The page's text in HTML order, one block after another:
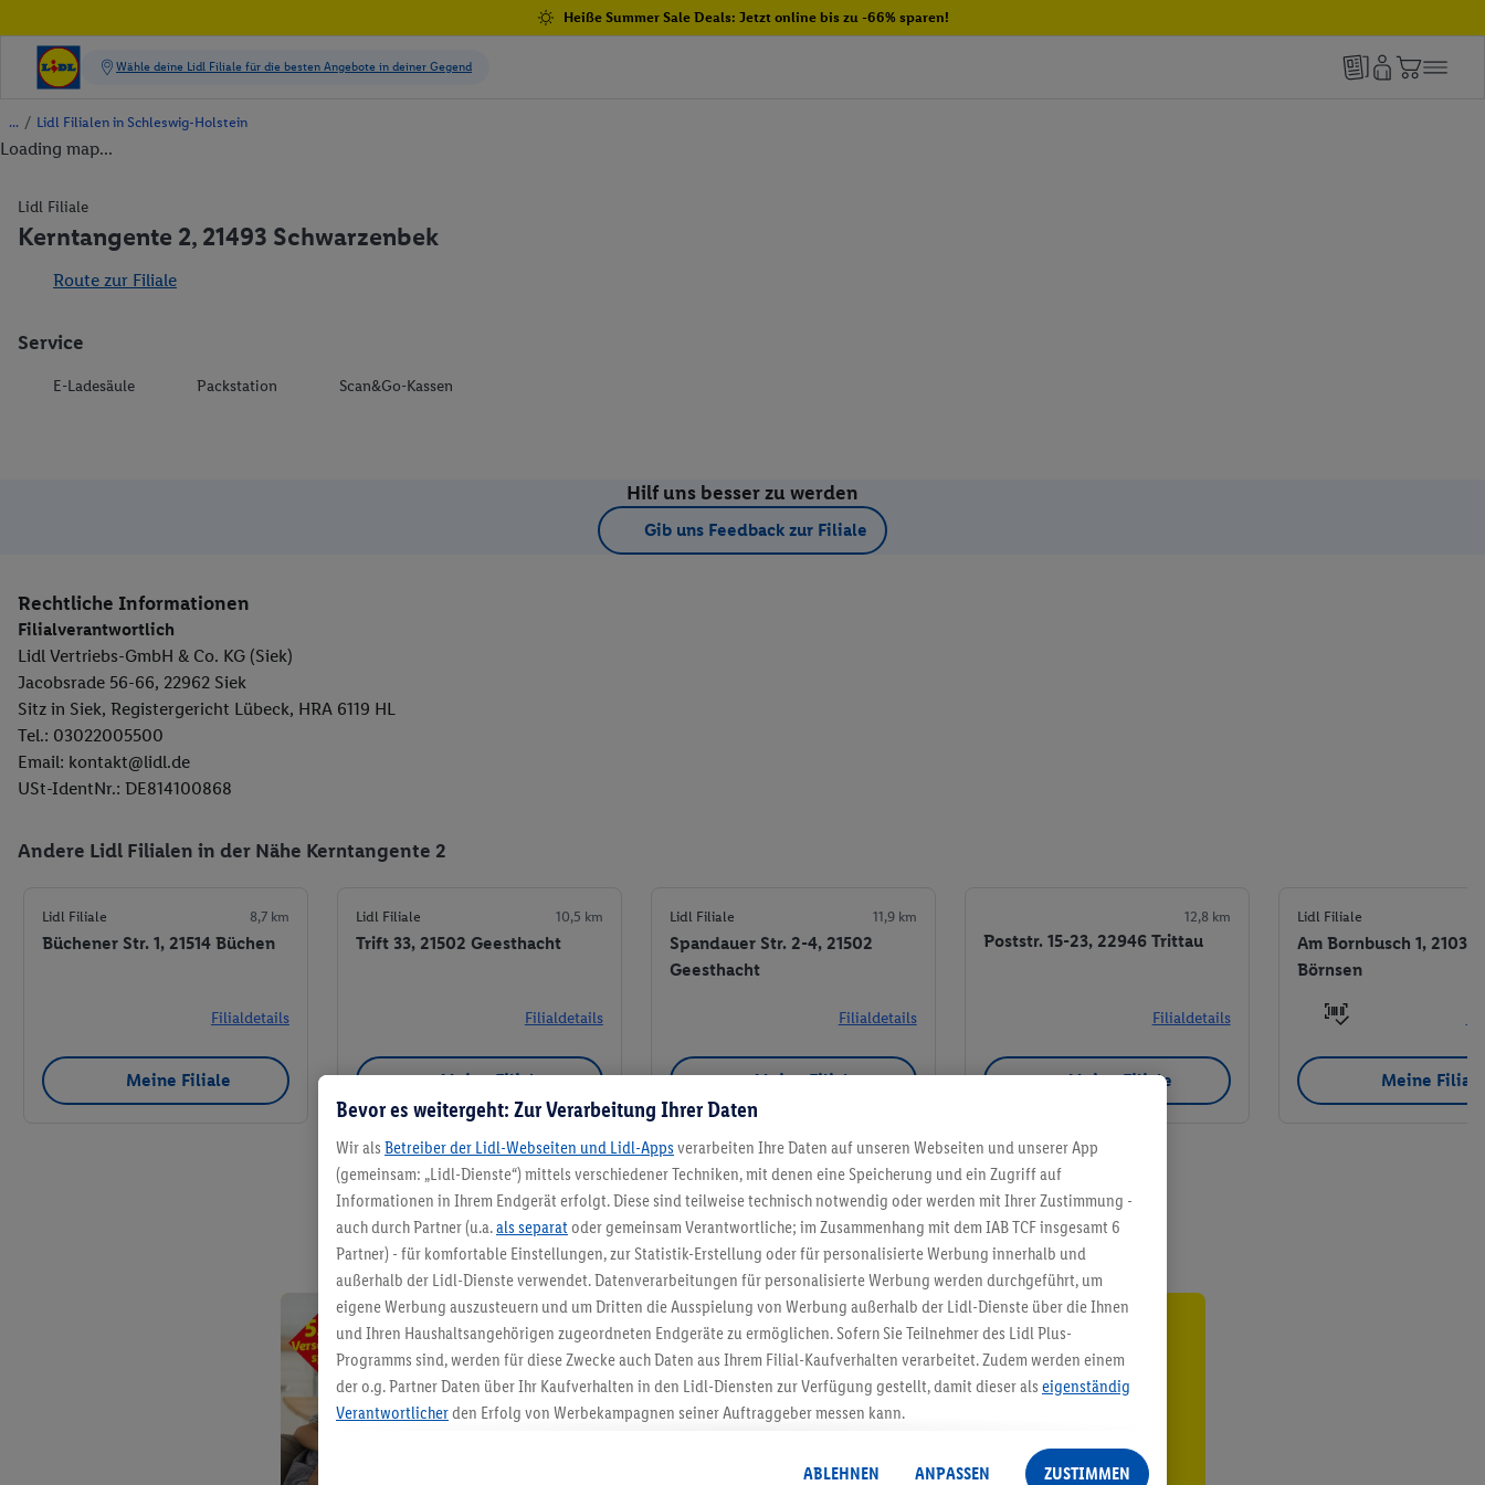
Heiße Summer Sale Deals: Jetzt online bis zu -66% sparen!
/ Lidl Filialen in Schleswig-Holstein
Loading map...
Lidl Filiale
Kerntangente 2, 21493 Schwarzenbek
Route zur Filiale
Service
E-Ladesäule Packstation Scan&Go-Kassen
Hilf uns besser zu werden
Gib uns Feedback zur Filiale
Rechtliche Informationen
Filialverantwortlich
Lidl Vertriebs-GmbH & Co. KG (Siek)
Jacobsrade 56-66, 22962 Siek
Sitz in Siek, Registergericht Lübeck, HRA 6119 HL
Tel.: 03022005500
Email: kontakt@lidl.de
USt-IdentNr.: DE814100868
Andere Lidl Filialen in der Nähe Kerntangente 2
Lidl Filiale 8,7 km
Büchener Str. 1, 21514 Büchen
Filialdetails
Meine Filiale
Lidl Filiale 10,5 km
Trift 33, 21502 Geesthacht
Filialdetails
Meine Filiale
Lidl Filiale 11,9 km
Spandauer Str. 2-4, 21502
Geesthacht
Filialdetails
Meine Filiale
12,8 km
Poststr. 15-23, 22946 Trittau
Filialdetails
Meine Filiale
Lidl Filiale
Am Bornbusch 1, 21039
Börnsen
Meine
Meine Filiale
5.95 € Versand sparen³²ᵃ
Jetzt zum Newsletter anmelden
Bevor es weitergeht: Zur Verarbeitung Ihrer Daten
Wir als Betreiber der Lidl-Webseiten und Lidl-Apps verarbeiten Ihre Daten auf unseren Webseiten und unserer App
(gemeinsam: „Lidl-Dienste“) mittels verschiedener Techniken, mit denen eine Speicherung und ein Zugriff auf
Informationen in Ihrem Endgerät erfolgt. Diese sind teilweise technisch notwendig oder werden mit Ihrer Zustimmung -
auch durch Partner (u.a.als separat oder gemeinsam Verantwortliche; im Zusammenhang mit dem IAB TCF insgesamt 6
Partner) - für komfortable Einstellungen, zur Statistik-Erstellung oder für personalisierte Werbung innerhalb und
außerhalb der Lidl-Dienste verwendet. Datenverarbeitungen für personalisierte Werbung werden durchgeführt, um
eigene Werbung auszusteuern und um Dritten die Ausspielung von Werbung außerhalb der Lidl-Dienste über die Ihnen
und Ihren Haushaltsangehörigen zugeordneten Endgeräte zu ermöglichen. Sofern Sie Teilnehmer des Lidl Plus-
Programms sind, werden für diese Zwecke auch Daten aus Ihrem Filial-Kaufverhalten verarbeitet. Zudem werden einem
der o.g. Partner Daten über Ihr Kaufverhalten in den Lidl-Diensten zur Verfügung gestellt, damit dieser als eigenständig
Verantwortlicherden Erfolg von Werbekampagnen seiner Auftraggeber messen kann.
angereicherten Profilen. Dies umfasst die Zusammenführung von Daten (z.B. über Ihre Nutzung der Lidl-Dienste, Ihr
ABLEHNEN ANPASSEN ZUSTIMMEN